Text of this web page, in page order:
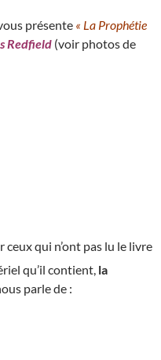
présente « La Prophétie
Redfield (voir photos de
qui n’ont pas lu le livre
qu’il contient, la
parle de :